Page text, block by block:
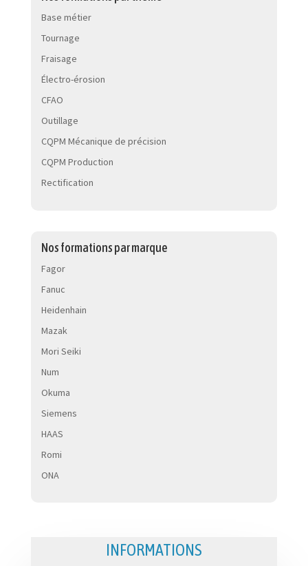
Base métier
Tournage
Fraisage
Électro-érosion
CFAO
Outillage
CQPM Mécanique de précision
CQPM Production
Rectification
Nos formations par marque
Fagor
Fanuc
Heidenhain
Mazak
Mori Seiki
Num
Okuma
Siemens
HAAS
Romi
ONA
INFORMATIONS